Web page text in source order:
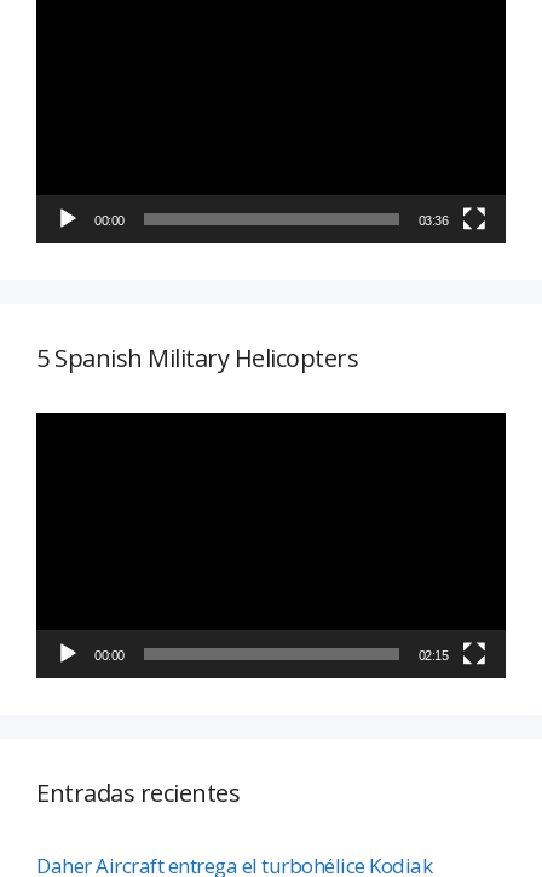
00:00 03:36
5 Spanish Military Helicopters
00:00 02:15
Entradas recientes
Daher Aircraft entrega el turbohélice Kodiak